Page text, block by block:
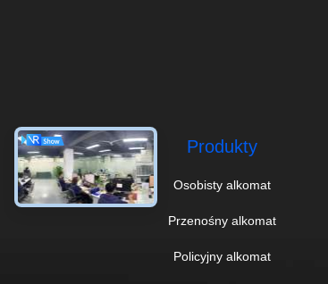
Produkty
Osobisty alkomat
Przenośny alkomat
Policyjny alkomat